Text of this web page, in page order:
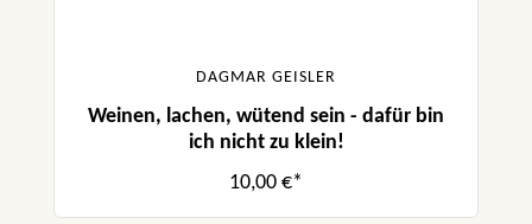
DAGMAR GEISLER
Weinen, lachen, wütend sein - dafür bin
ich nicht zu klein!
10,00 €*